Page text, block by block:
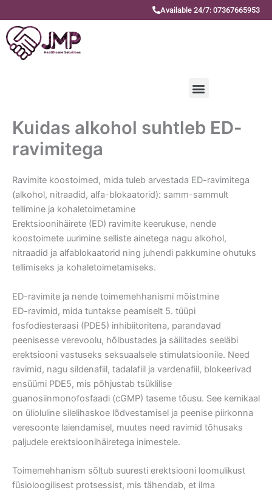
to
content
Available 24/7: 07367665953
Kuidas alkohol suhtleb ED-
ravimitega
Ravimite koostoimed, mida tuleb arvestada ED-ravimitega
(alkohol, nitraadid, alfa-blokaatorid): samm-sammult
tellimine ja kohaletoimetamine
Erektsioonihäirete (ED) ravimite keerukuse, nende
koostoimete uurimine selliste ainetega nagu alkohol,
nitraadid ja alfablokaatorid ning juhendi pakkumine ohutuks
tellimiseks ja kohaletoimetamiseks.
ED-ravimite ja nende toimemehhanismi mõistmine
ED-ravimid, mida tuntakse peamiselt 5. tüüpi
fosfodiesteraasi (PDE5) inhibiitoritena, parandavad
peenisesse verevoolu, hõlbustades ja säilitades seeläbi
erektsiooni vastuseks seksuaalsele stimulatsioonile. Need
ravimid, nagu sildenafiil, tadalafiil ja vardenafiil, blokeerivad
ensüümi PDE5, mis põhjustab tsüklilise
guanosiinmonofosfaadi (cGMP) taseme tõusu. See kemikaal
on ülioluline silelihaskoe lõdvestamisel ja peenise piirkonna
veresoonte laiendamisel, muutes need ravimid tõhusaks
paljudele erektsioonihäiretega inimestele.
Toimemehhanism sõltub suuresti erektsiooni loomulikust
füsioloogilisest protsessist, mis tähendab, et ilma